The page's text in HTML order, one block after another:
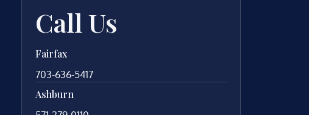
Call Us
Fairfax
703-636-5417
Ashburn